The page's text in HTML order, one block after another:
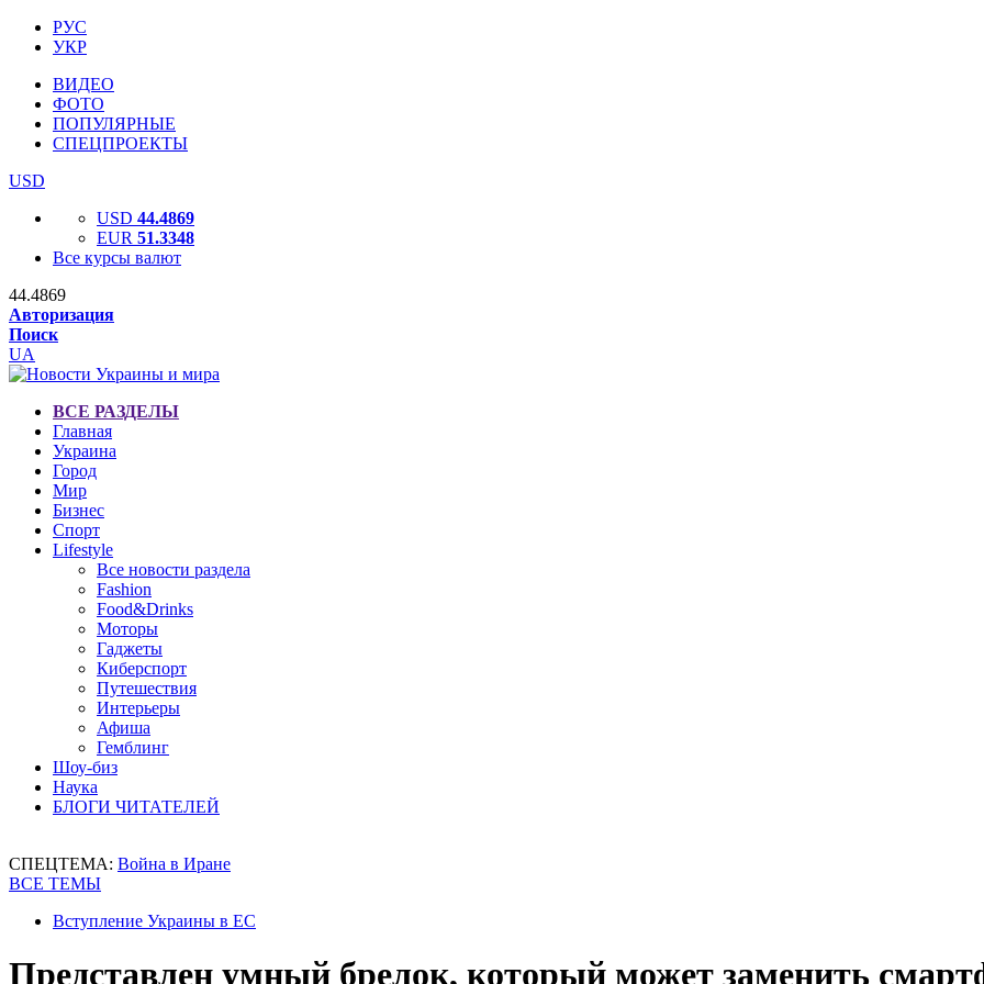
РУС
УКР
ВИДЕО
ФОТО
ПОПУЛЯРНЫЕ
СПЕЦПРОЕКТЫ
USD
USD 44.4869
EUR 51.3348
Все курсы валют
44.4869
Авторизация
Поиск
UA
ВСЕ РАЗДЕЛЫ
Главная
Украина
Город
Мир
Бизнес
Спорт
Lifestyle
Все новости раздела
Fashion
Food&Drinks
Моторы
Гаджеты
Киберспорт
Путешествия
Интерьеры
Афиша
Гемблинг
Шоу-биз
Наука
БЛОГИ ЧИТАТЕЛЕЙ
СПЕЦТЕМА: Война в Иране
ВСЕ ТЕМЫ
Вступление Украины в ЕС
Представлен умный брелок, который может заменить